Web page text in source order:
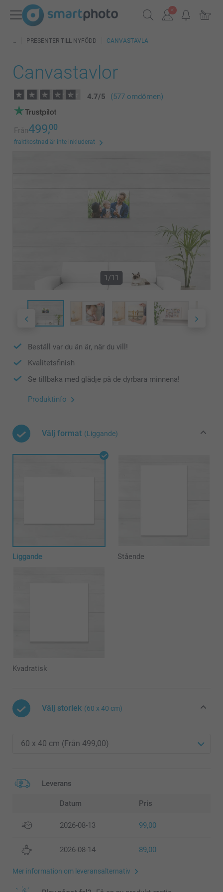
PRESENTER TILL NYFÖDD CANVASTAVLA
Canvastavlor
4.7/5 (577 omdömen)
Från499,00
fraktkostnad är inte inkluderat
1/11
Beställ var du än är, när du vill!
Kvalitetsfinish
Se tillbaka med glädje på de dyrbara minnena!
Produktinfo
Välj format (Liggande)
Liggande Stående
Kvadratisk
Välj storlek (60 x 40 cm)
Leverans
Datum Pris
2026-08-13 99,00
2026-08-14 89,00
Mer information om leveransalternativ